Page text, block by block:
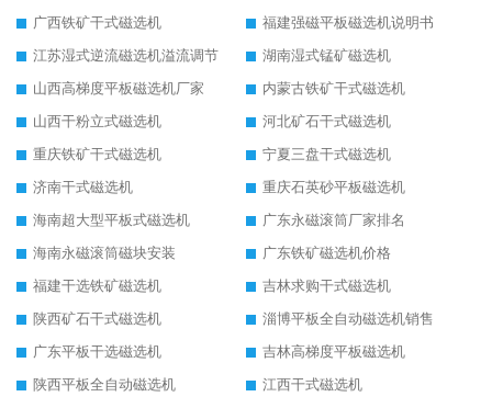
广西铁矿干式磁选机
福建强磁平板磁选机说明书
江苏湿式逆流磁选机溢流调节
湖南湿式锰矿磁选机
山西高梯度平板磁选机厂家
内蒙古铁矿干式磁选机
山西干粉立式磁选机
河北矿石干式磁选机
重庆铁矿干式磁选机
宁夏三盘干式磁选机
济南干式磁选机
重庆石英砂平板磁选机
海南超大型平板式磁选机
广东永磁滚筒厂家排名
海南永磁滚筒磁块安装
广东铁矿磁选机价格
福建干选铁矿磁选机
吉林求购干式磁选机
陕西矿石干式磁选机
淄博平板全自动磁选机销售
广东平板干选磁选机
吉林高梯度平板磁选机
陕西平板全自动磁选机
江西干式磁选机